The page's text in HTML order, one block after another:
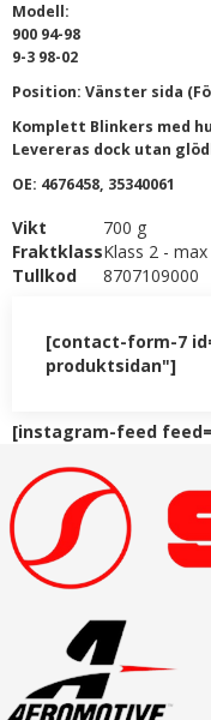
Modell:
900 94-98
9-3 98-02
Position: Vänster sida
Komplett Blinkers med
Levereras dock utan
OE: 4676458, 35340061
Vikt
700 g
FraktklassKlass 2 -
Tullkod
8707109000
[contact-form-7
produktsidan"]
[instagram-feed